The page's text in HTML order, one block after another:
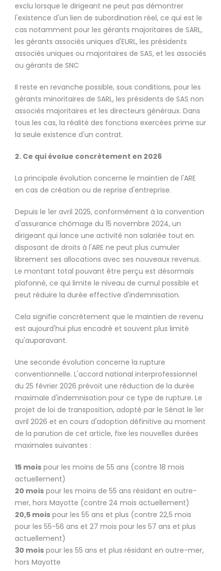
exclu lorsque le dirigeant ne peut pas démontrer
l'existence d'un lien de subordination réel, ce qui est le
cas notamment pour les gérants majoritaires de SARL,
les gérants associés uniques d'EURL, les présidents
associés uniques ou majoritaires de SAS, et les associés
ou gérants de SNC
Il reste en revanche possible, sous conditions, pour les
gérants minoritaires de SARL, les présidents de SAS non
associés majoritaires et les directeurs généraux. Dans
tous les cas, la réalité des fonctions exercées prime sur
la seule existence d'un contrat.
2. Ce qui évolue concrètement en 2026
La principale évolution concerne le maintien de l'ARE
en cas de création ou de reprise d'entreprise.
Depuis le 1er avril 2025, conformément à la convention
d'assurance chômage du 15 novembre 2024, un
dirigeant qui lance une activité non salariée tout en
disposant de droits à l'ARE ne peut plus cumuler
librement ses allocations avec ses nouveaux revenus.
Le montant total pouvant être perçu est désormais
plafonné, ce qui limite le niveau de cumul possible et
peut réduire la durée effective d'indemnisation.
Cela signifie concrètement que le maintien de revenu
est aujourd'hui plus encadré et souvent plus limité
qu'auparavant.
Une seconde évolution concerne la rupture
conventionnelle. L'accord national interprofessionnel
du 25 février 2026 prévoit une réduction de la durée
maximale d'indemnisation pour ce type de rupture. Le
projet de loi de transposition, adopté par le Sénat le 1er
avril 2026 et en cours d'adoption définitive au moment
de la parution de cet article, fixe les nouvelles durées
maximales suivantes :
15 mois pour les moins de 55 ans (contre 18 mois
actuellement)
20 mois pour les moins de 55 ans résidant en outre-
mer, hors Mayotte (contre 24 mois actuellement)
20,5 mois pour les 55 ans et plus (contre 22,5 mois
pour les 55-56 ans et 27 mois pour les 57 ans et plus
actuellement)
30 mois pour les 55 ans et plus résidant en outre-mer,
hors Mayotte